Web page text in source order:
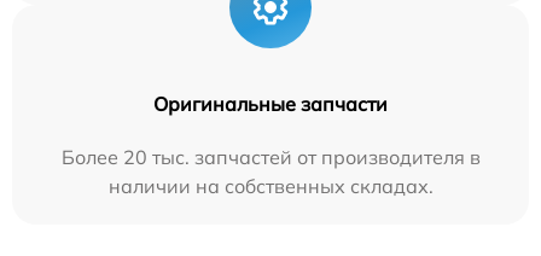
Оригинальные запчасти
Более 20 тыс. запчастей от производителя в
наличии на собственных складах.